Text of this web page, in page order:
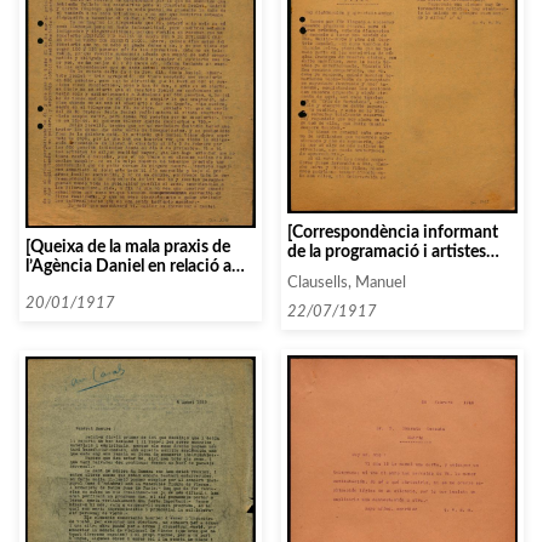
[Queixa de la mala praxis de
l’Agència Daniel en relació a
Espanya del «Cuarteto Poulet».
20/01/1917
[Correspondència informant
de la programació i artistes
Clausells, Manuel
22/07/1917